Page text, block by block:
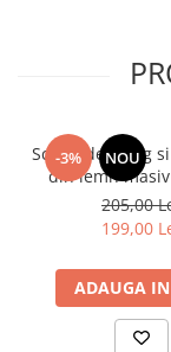
-3% NOU
Scaun de living
din lemn
tapiterie
94x49x40 cm,
205,00
199,00
ADAUGA IN